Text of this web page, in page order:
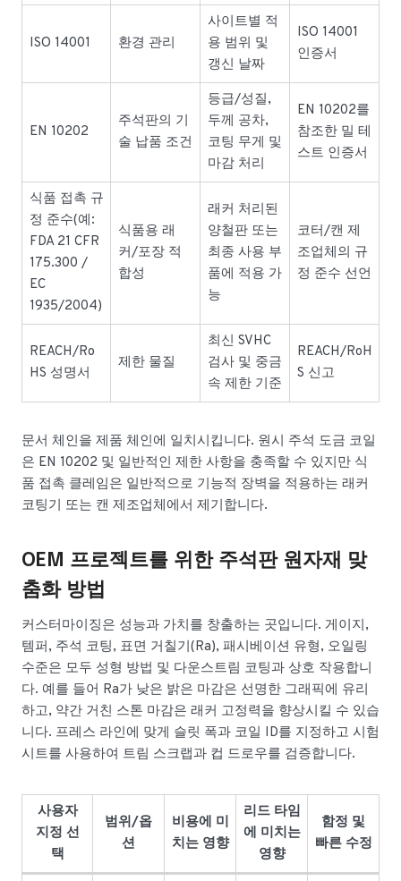
ISO 14001 환경 관리
사이트별 적
용 범위 및
갱신 날짜
ISO 14001
인증서
EN 10202
주석판의 기
술 납품 조건
등급/성질,
두께 공차,
코팅 무게 및
마감 처리
EN 10202를
참조한 밀 테
스트 인증서
식품 접촉 규
정 준수(예:
FDA 21 CFR
175.300 /
EC
1935/2004)
식품용 래
커/포장 적
합성
래커 처리된
양철판 또는
최종 사용 부
품에 적용 가
능
코터/캔 제
조업체의 규
정 준수 선언
REACH/Ro
HS 성명서
제한 물질
최신 SVHC
검사 및 중금
속 제한 기준
REACH/RoH
S 신고
문서 체인을 제품 체인에 일치시킵니다. 원시 주석 도금 코일
은 EN 10202 및 일반적인 제한 사항을 충족할 수 있지만 식
품 접촉 클레임은 일반적으로 기능적 장벽을 적용하는 래커
코팅기 또는 캔 제조업체에서 제기합니다.
OEM 프로젝트를 위한 주석판 원자재 맞
춤화 방법
커스터마이징은 성능과 가치를 창출하는 곳입니다. 게이지,
템퍼, 주석 코팅, 표면 거칠기(Ra), 패시베이션 유형, 오일링
수준은 모두 성형 방법 및 다운스트림 코팅과 상호 작용합니
다. 예를 들어 Ra가 낮은 밝은 마감은 선명한 그래픽에 유리
하고, 약간 거친 스톤 마감은 래커 고정력을 향상시킬 수 있습
니다. 프레스 라인에 맞게 슬릿 폭과 코일 ID를 지정하고 시험
시트를 사용하여 트림 스크랩과 컵 드로우를 검증합니다.
사용자
지정 선
택
범위/옵
션
비용에 미
치는 영향
리드 타임
에 미치는
영향
함정 및
빠른 수정